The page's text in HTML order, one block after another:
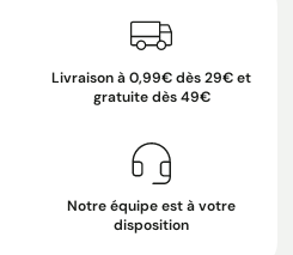
Livraison à 0,99€ dès 29€ et
gratuite dès 49€
Notre équipe est à votre
disposition